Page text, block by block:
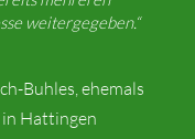
weitergegeben.“
Buhles, ehemals
Hattingen